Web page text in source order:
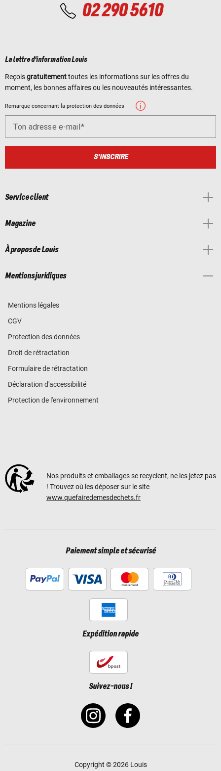
02 290 5610
La lettre d'information Louis
Reçoisgratuitementtoutes les informations sur les offres du
moment, les bonnes affaires ou les nouveautés intéressantes.
Remarque concernant la protection des données
Ton adresse e-mail
S'INSCRIRE
Service client
Magazine
À propos de Louis
Mentions juridiques
Mentions légales
CGV
Protection des données
Droit de rétractation
Formulaire de rétractation
Déclaration d'accessibilité
Protection de l'environnement
Nos produits et emballages se recyclent, ne les jetez pas
! Trouvez où les déposer sur le site
www.quefairedemesdechets.fr
Paiement simple et sécurisé
Expédition rapide
Suivez-nous !
Copyright © 2026 Louis